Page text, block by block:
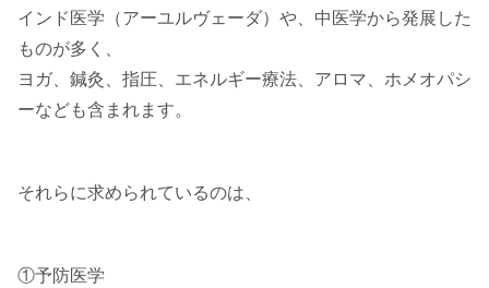
インド医学（アーユルヴェーダ）や、中医学から発展した
ものが多く、
ヨガ、鍼灸、指圧、エネルギー療法、アロマ、ホメオパシ
ーなども含まれます。
それらに求められているのは、
①予防医学